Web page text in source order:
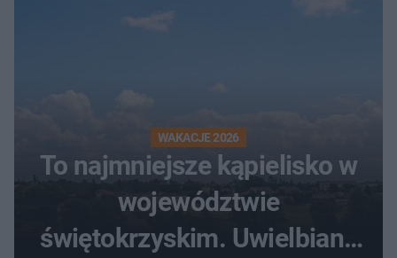
WAKACJE 2026
To najmniejsze kąpielisko w
województwie
świętokrzyskim. Uwielbiany